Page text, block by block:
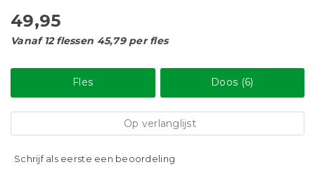
49,95
Vanaf 12 flessen 45,79 per fles
Fles Doos (6)
Op verlanglijst
Schrijf als eerste een beoordeling